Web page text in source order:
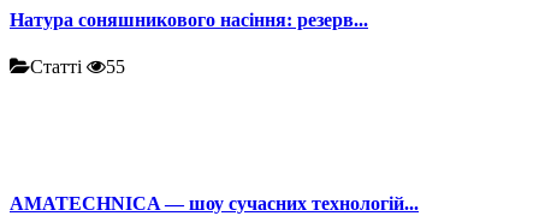
Натура соняшникового насіння: резерв...
Статті 55
AMATECHNICA — шоу сучасних технологій...